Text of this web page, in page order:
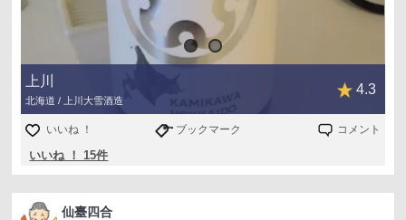
上川
北海道 / 上川大雪酒造
4.3
いいね ！ ブックマーク コメント
いいね ！ 15件
仙臺四合